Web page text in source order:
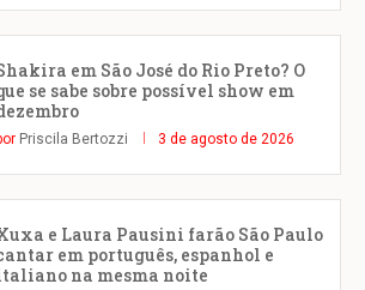
em São José do Rio Preto? O
se sabe sobre possível show em
Priscila Bertozzi 3 de agosto de 2026
e Laura Pausini farão São Paulo
em português, espanhol e
na mesma noite